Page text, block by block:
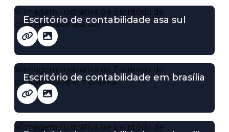
Escritório de contabilidade asa sul
Escritório de contabilidade em brasília